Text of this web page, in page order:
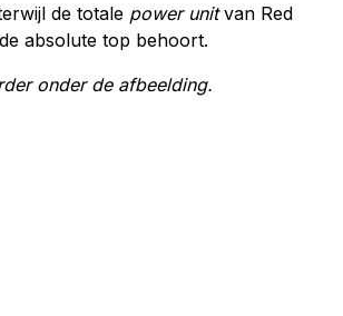
de totale power unitvan Red
absolute top behoort.
onder de afbeelding.